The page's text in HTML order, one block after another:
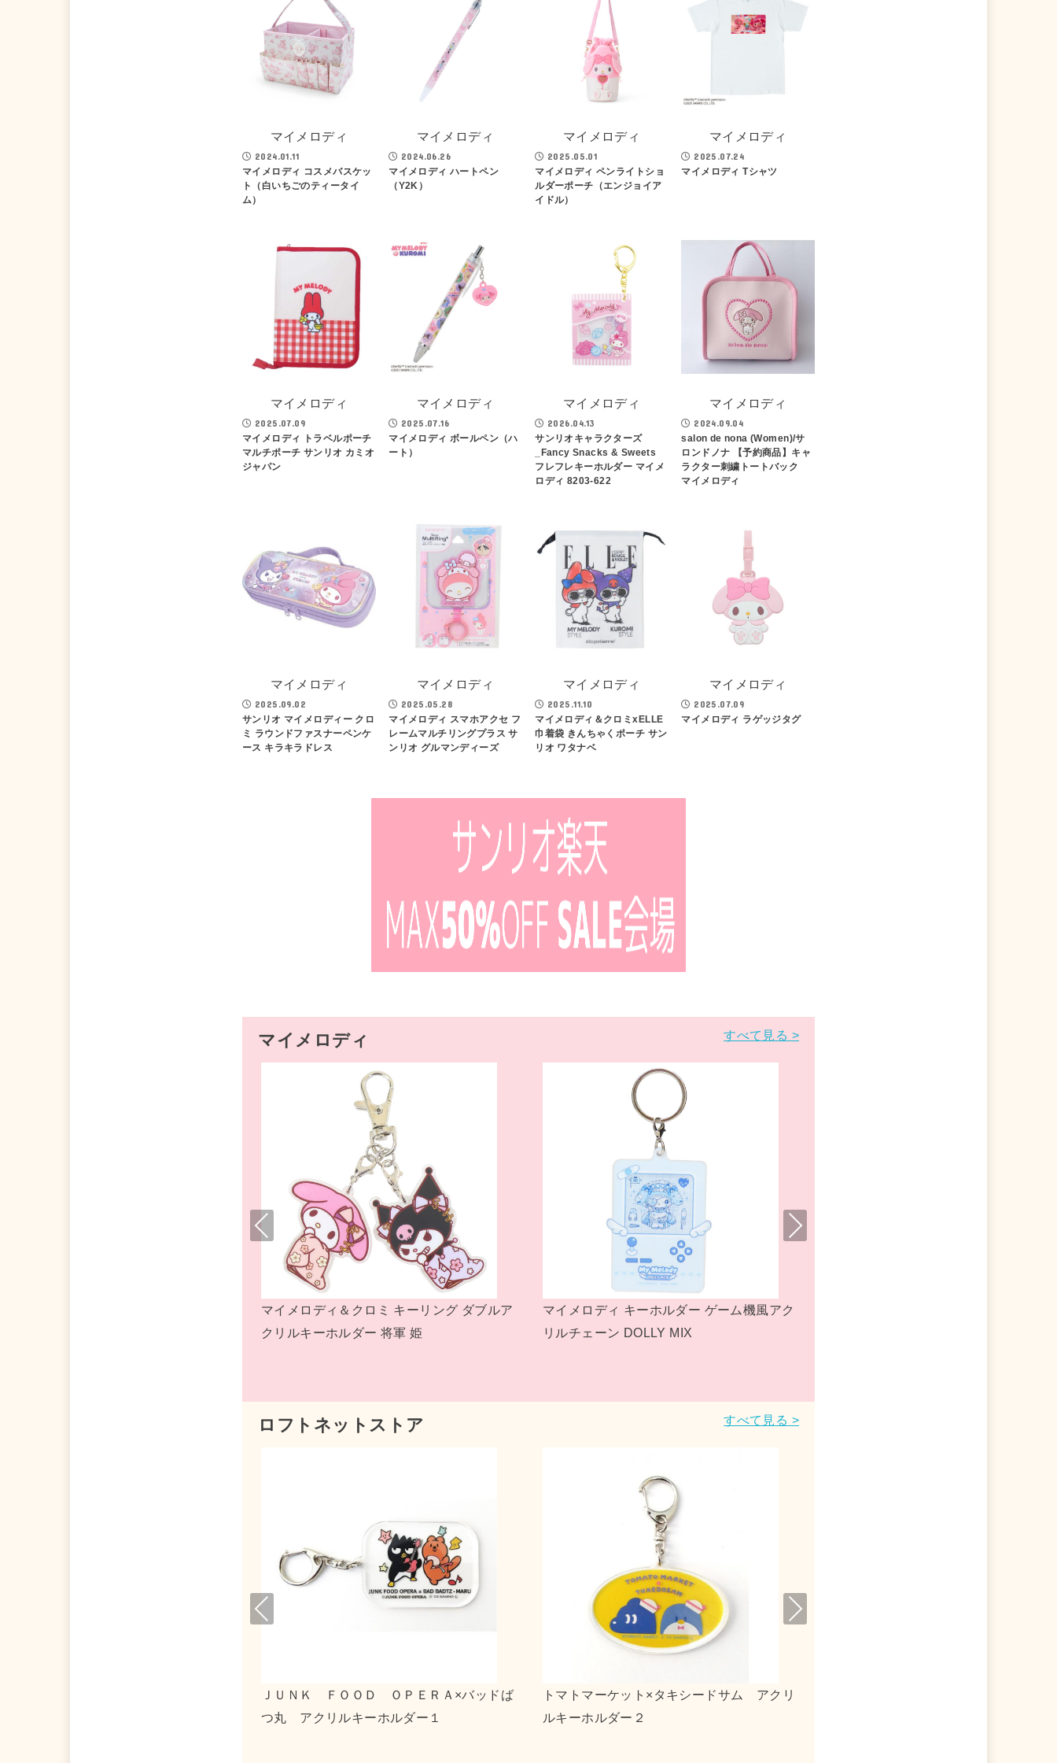
マイメロディ
2024.01.11
マイメロディ コスメバスケッ
ト（白いちごのティータイ
ム）
マイメロディ
2024.06.26
マイメロディ ハートペン
（Y2K）
マイメロディ
2025.05.01
マイメロディ ペンライトショ
ルダーポーチ（エンジョイア
イドル）
マイメロディ
2025.07.24
マイメロディ Tシャツ
マイメロディ
2025.07.09
マイメロディ トラベルポーチ
マルチポーチ サンリオ カミオ
ジャパン
マイメロディ
2025.07.16
マイメロディ ボールペン（ハ
ート）
マイメロディ
2026.04.13
サンリオキャラクターズ
_Fancy Snacks & Sweets
フレフレキーホルダー マイメ
ロディ 8203-622
マイメロディ
2024.09.04
salon de nona (Women)/サ
ロンドノナ 【予約商品】キャ
ラクター刺繍トートバック
マイメロディ
マイメロディ
2025.09.02
サンリオ マイメロディー クロ
ミ ラウンドファスナーペンケ
ース キラキラドレス
マイメロディ
2025.05.28
マイメロディ スマホアクセ フ
レームマルチリングプラス サ
ンリオ グルマンディーズ
マイメロディ
2025.11.10
マイメロディ＆クロミxELLE
巾着袋 きんちゃくポーチ サン
リオ ワタナベ
マイメロディ
2025.07.09
マイメロディ ラゲッジタグ
マイメロディ すべて見る >
マイメロディ キーホルダー ゲーム機風アク
マイメロディ BOXペンケース ゆめかわ!
マイメロディ ぬいぐるみ プラッシュドール
S パステルドリームランド サンリオ
Pre
Nex
ロフトネットストア すべて見る >
０３１３×リトルツインスターズ キャンバ
ストート
ｎｓｎ×ポチャッコ アクリルキーホルダー
２
Pre
Nex